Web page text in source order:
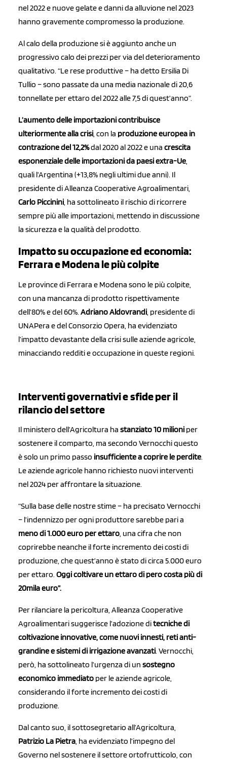
nel 2022 e nuove gelate e danni da alluvione nel 2023
hanno gravemente compromesso la produzione.
Al calo della produzione si è aggiunto anche un
progressivo calo dei prezzi per via del deterioramento
qualitativo. “Le rese produttive – ha detto Ersilia Di
Tullio – sono passate da una media nazionale di 20,6
tonnellate per ettaro del 2022 alle 7,5 di quest’anno”.
L’aumento delle importazioni contribuisce
ulteriormente alla crisi, con la produzione europea in
contrazione del 12,2%dal 2020 al 2022 e una crescita
esponenziale delle importazioni da paesi extra-Ue,
quali l’Argentina (+13,8% negli ultimi due anni). Il
presidente di Alleanza Cooperative Agroalimentari,
Carlo Piccinini, ha sottolineato il rischio di ricorrere
sempre più alle importazioni, mettendo in discussione
la sicurezza e la qualità del prodotto.
Impatto su occupazione ed economia:
Ferrara e Modena le più colpite
Le province di Ferrara e Modena sono le più colpite,
con una mancanza di prodotto rispettivamente
dell’80% e del 60%. Adriano Aldovrandi, presidente di
UNAPera e del Consorzio Opera, ha evidenziato
l’impatto devastante della crisi sulle aziende agricole,
minacciando redditi e occupazione in queste regioni.
Interventi governativi e sfide per il
rilancio del settore
Il ministero dell’Agricoltura ha stanziato 10 milioni per
sostenere il comparto, ma secondo Vernocchi questo
è solo un primo passo insufficiente a coprire le perdite.
Le aziende agricole hanno richiesto nuovi interventi
nel 2024 per affrontare la situazione.
“Sulla base delle nostre stime – ha precisato Vernocchi
– l’indennizzo per ogni produttore sarebbe pari a
meno di 1.000 euro per ettaro, una cifra che non
coprirebbe neanche il forte incremento dei costi di
produzione, che quest’anno è stato di circa 5.000 euro
per ettaro. Oggi coltivare un ettaro di pero costa più di
20mila euro”.
Per rilanciare la pericoltura, Alleanza Cooperative
Agroalimentari suggerisce l’adozione ditecniche di
coltivazione innovative, come nuovi innesti, reti anti-
grandine e sistemi di irrigazione avanzati. Vernocchi,
però, ha sottolineato l’urgenza di un sostegno
economico immediato per le aziende agricole,
considerando il forte incremento dei costi di
produzione.
Dal canto suo, il sottosegretario all’Agricoltura,
Patrizio La Pietra, ha evidenziato l’impegno del
Governo nel sostenere il settore ortofrutticolo, con